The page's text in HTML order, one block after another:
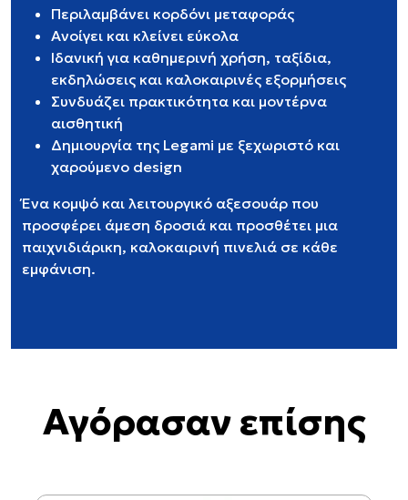
Περιλαμβάνει κορδόνι μεταφοράς
Ανοίγει και κλείνει εύκολα
Ιδανική για καθημερινή χρήση, ταξίδια,
εκδηλώσεις και καλοκαιρινές εξορμήσεις
Συνδυάζει πρακτικότητα και μοντέρνα
αισθητική
Δημιουργία της Legami με ξεχωριστό και
χαρούμενο design
Ένα κομψό και λειτουργικό αξεσουάρ που
προσφέρει άμεση δροσιά και προσθέτει μια
παιχνιδιάρικη, καλοκαιρινή πινελιά σε κάθε
εμφάνιση.
Αγόρασαν επίσης